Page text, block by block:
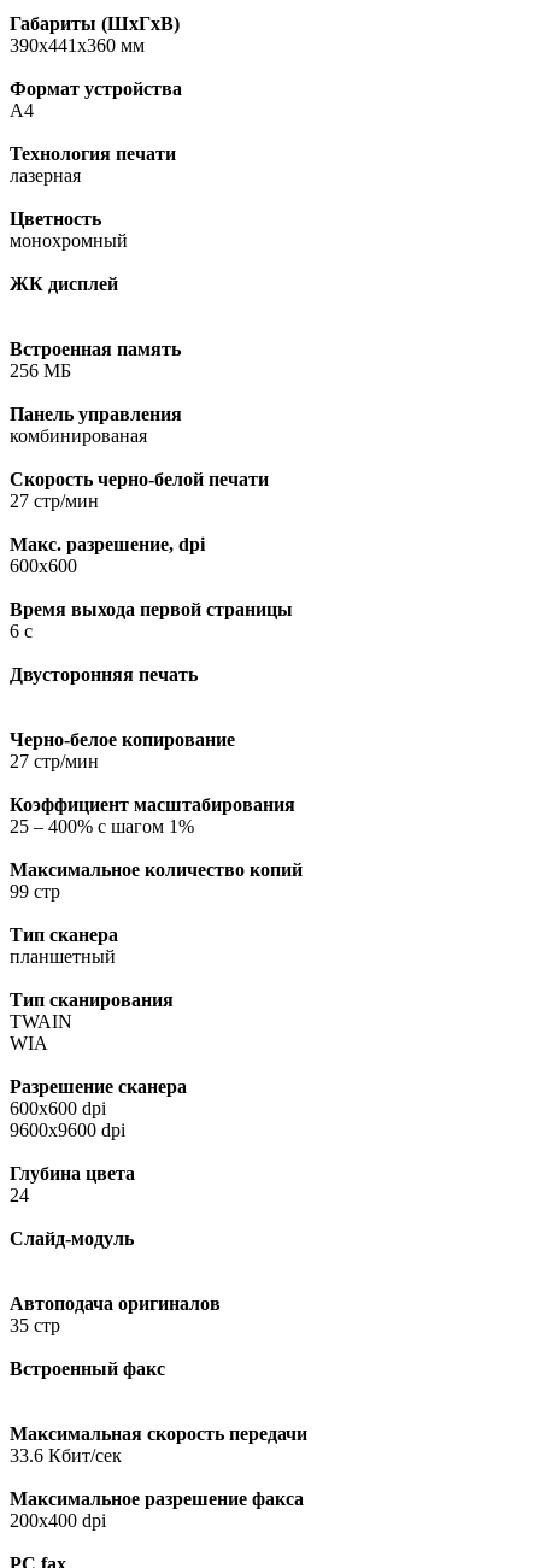
Габариты (ШхГхВ)
390x441x360 мм
Формат устройства
A4
Технология печати
лазерная
Цветность
монохромный
ЖК дисплей
Встроенная память
256 МБ
Панель управления
комбинированая
Скорость черно-белой печати
27 стр/мин
Макс. разрешение, dpi
600х600
Время выхода первой страницы
6 с
Двусторонняя печать
Черно-белое копирование
27 стр/мин
Коэффициент масштабирования
25 – 400% с шагом 1%
Максимальное количество копий
99 стр
Тип сканера
планшетный
Тип сканирования
TWAIN
WIA
Разрешение cканера
600х600 dpi
9600х9600 dpi
Глубина цвета
24
Слайд-модуль
Автоподача оригиналов
35 стр
Встроенный факс
Максимальная скорость передачи
33.6 Кбит/сек
Максимальное разрешение факса
200x400 dpi
PC fax